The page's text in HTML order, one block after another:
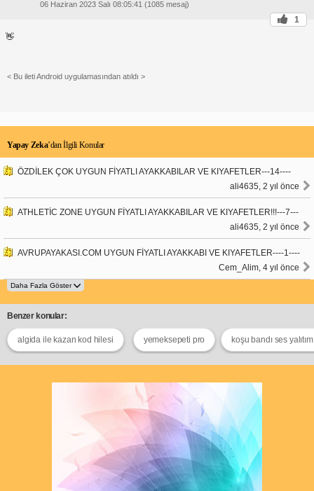
06 Haziran 2023 Salı 08:05:41 (1085 mesaj)
1
👋
< Bu ileti Android uygulamasından atıldı >
Yapay Zeka’dan İlgili Konular
ÖZDİLEK ÇOK UYGUN FİYATLI AYAKKABILAR VE KIYAFETLER---14----
ali4635, 2 yıl önce
ATHLETİC ZONE UYGUN FİYATLI AYAKKABILAR VE KIYAFETLER!!!---7---
ali4635, 2 yıl önce
AVRUPAYAKASI.COM UYGUN FİYATLI AYAKKABI VE KIYAFETLER----1----
Cem_Alim, 4 yıl önce
Benzer konular:
algida ile kazan kod hilesi yemeksepeti pro koşu bandı ses